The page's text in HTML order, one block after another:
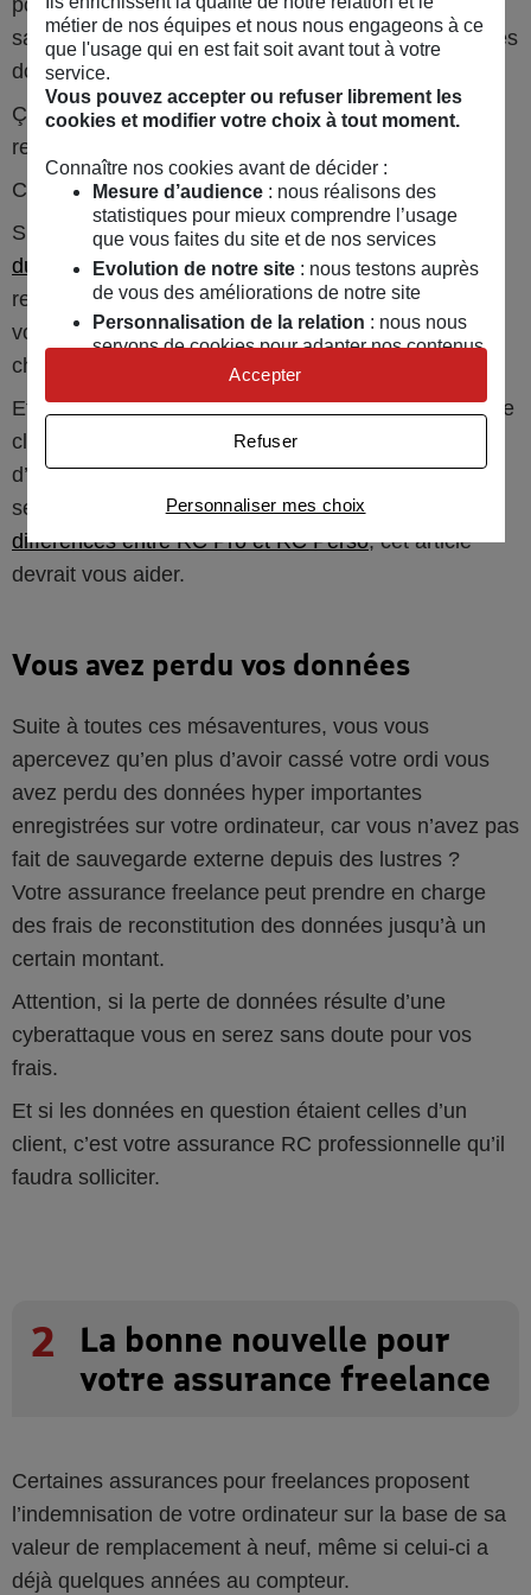
pourra vous couvrir dans ce cas-là. Si vous vous
savez maladroit, complétez avec une garantie “autres
dommages accidentels”.
Ça vaut aussi pour les lundis matin difficiles où vous
renversez votre café sur votre ordi.
C’est votre client, le gros maladroit ?
Si vous avez lul’article sur l’assurance RC pro
du freelance, vous vous souviendrez que si vous
renversez votre café sur l’ordi de votre client, c’est
votre assurance professionnelle qui prendra en
charge les frais engendrés.
Et bien ça fonctionne aussi dans l’autre sens, si votre
client casse votre ordi, c’est son contrat
d’assurance responsabilité civile professionnelle qui
sera activé. Si vous voulez en savoir plus sur
différences entre RC Pro et RC Perso, cet article
devrait vous aider.
Vous avez perdu vos données
Suite à toutes ces mésaventures, vous vous
apercevez qu’en plus d’avoir cassé votre ordi vous
avez perdu des données hyper importantes
enregistrées sur votre ordinateur, car vous n’avez pas
fait de sauvegarde externe depuis des lustres ?
Votre assurance freelance peut prendre en charge
des frais de reconstitution des données jusqu’à un
certain montant.
Attention, si la perte de données résulte d’une
cyberattaque vous en serez sans doute pour vos
frais.
Et si les données en question étaient celles d’un
client, c’est votre assurance RC professionnelle qu’il
faudra solliciter.
2
La bonne nouvelle pour
votre assurance freelance
Certaines assurances pour freelances proposent
l’indemnisation de votre ordinateur sur la base de sa
valeur de remplacement à neuf, même si celui-ci a
déjà quelques années au compteur.
métier de nos équipes et nous nous engageons à ce
que l'usage qui en est fait soit avant tout à votre
service.
Vous pouvez accepter ou refuser librement les
cookies et modifier votre choix à tout moment.
Connaître nos cookies avant de décider :
Mesure d’audience: nous réalisons des
statistiques pour mieux comprendre l’usage
que vous faites du site et de nos services
Evolution de notre site: nous testons auprès
de vous des améliorations de notre site
Personnalisation de la relation : nous nous
servons de cookies pour adapter nos contenus
et personnaliser nos offres
Univers publicitaire: nous utilisons avec nos
publicités personnalisées
Personnaliser mes choix
Refuser
Accepter